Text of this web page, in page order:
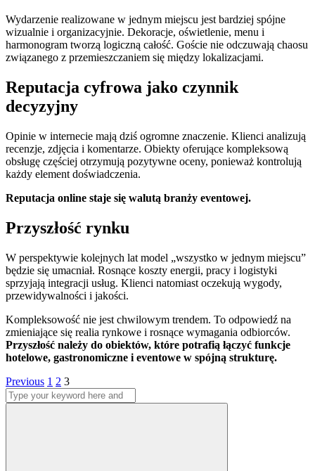
Wydarzenie realizowane w jednym miejscu jest bardziej spójne
wizualnie i organizacyjnie. Dekoracje, oświetlenie, menu i
harmonogram tworzą logiczną całość. Goście nie odczuwają chaosu
związanego z przemieszczaniem się między lokalizacjami.
Reputacja cyfrowa jako czynnik
decyzyjny
Opinie w internecie mają dziś ogromne znaczenie. Klienci analizują
recenzje, zdjęcia i komentarze. Obiekty oferujące kompleksową
obsługę częściej otrzymują pozytywne oceny, ponieważ kontrolują
każdy element doświadczenia.
Reputacja online staje się walutą branży eventowej.
Przyszłość rynku
W perspektywie kolejnych lat model „wszystko w jednym miejscu”
będzie się umacniał. Rosnące koszty energii, pracy i logistyki
sprzyjają integracji usług. Klienci natomiast oczekują wygody,
przewidywalności i jakości.
Kompleksowość nie jest chwilowym trendem. To odpowiedź na
zmieniające się realia rynkowe i rosnące wymagania odbiorców.
Przyszłość należy do obiektów, które potrafią łączyć funkcje
hotelowe, gastronomiczne i eventowe w spójną strukturę.
Stronicowanie
wpisów
Previous Page
1 Page
2 Page
3
Search
for: